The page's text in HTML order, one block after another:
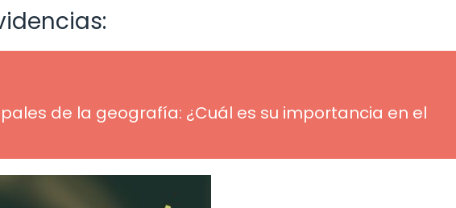
de la geografía: ¿Cuál es su importancia en el